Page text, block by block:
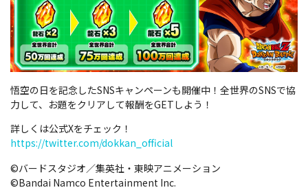
悟空の日を記念したSNSキャンペーンも開催中！全世界のSNSで協
力して、お題をクリアして報酬をGETしよう！
詳しくは公式Xをチェック！
https://twitter.com/dokkan_official
©バードスタジオ／集英社・東映アニメーション
©Bandai Namco Entertainment Inc.